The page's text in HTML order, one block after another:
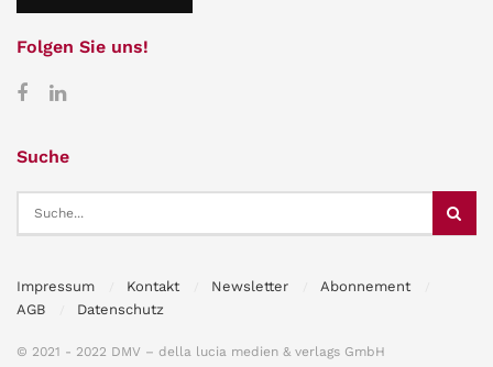
Folgen Sie uns!
Suche
Impressum Kontakt Newsletter
Abonnement
AGB
Datenschutz
© 2021 - 2022 DMV – della lucia medien & verlags GmbH